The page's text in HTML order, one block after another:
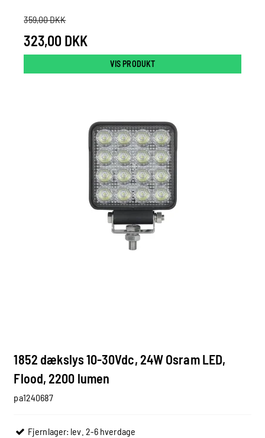
359,00 DKK
323,00 DKK
VIS PRODUKT
1852 dækslys 10-30Vdc, 24W Osram LED,
Flood, 2200 lumen
pa1240687
Fjernlager: lev. 2-6 hverdage